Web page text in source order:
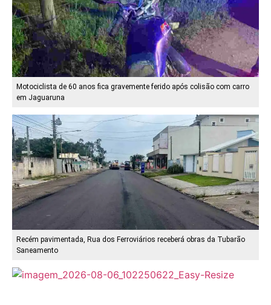
Motociclista de 60 anos fica gravemente ferido após colisão com carro
em Jaguaruna
Recém pavimentada, Rua dos Ferroviários receberá obras da Tubarão
Saneamento